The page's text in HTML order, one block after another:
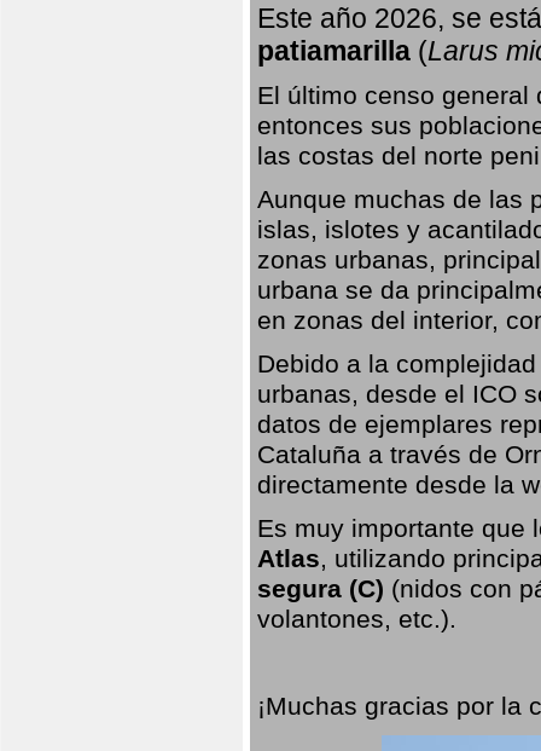
Este año 2026, se
patiamarilla (Larus
El último censo
entonces sus
las costas del norte
Aunque muchas de las
islas, islotes y
zonas urbanas,
urbana se da
en zonas del interior,
Debido a la
urbanas, desde el ICO
datos de ejemplares
Cataluña a través de
directamente desde la
Es muy importante que
Atlas, utilizando
segura (C) (nidos con
volantones, etc.).
¡Muchas gracias por la